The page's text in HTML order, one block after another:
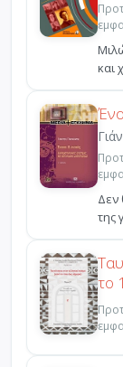
και
Δεν
της
το